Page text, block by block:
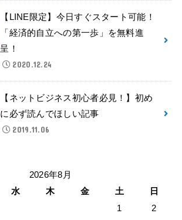
【LINE限定】今日すぐスタート可能！
「経済的自立への第一歩」を無料進
呈！
2020.12.24
【ネットビジネス初心者必見！】初め
に必ず読んでほしい記事
2019.11.06
2026年8月
水 木 金 土
日
1
2